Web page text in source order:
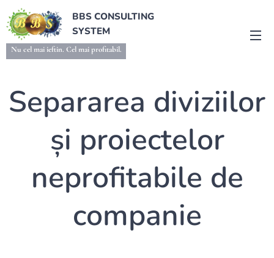
BBS CONSULTING
SYSTEM
Nu cel mai ieftin. Cel mai profitabil.
Separarea diviziilor
și proiectelor
neprofitabile de
companie